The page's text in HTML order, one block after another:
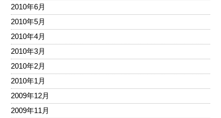
2010年6月
2010年5月
2010年4月
2010年3月
2010年2月
2010年1月
2009年12月
2009年11月